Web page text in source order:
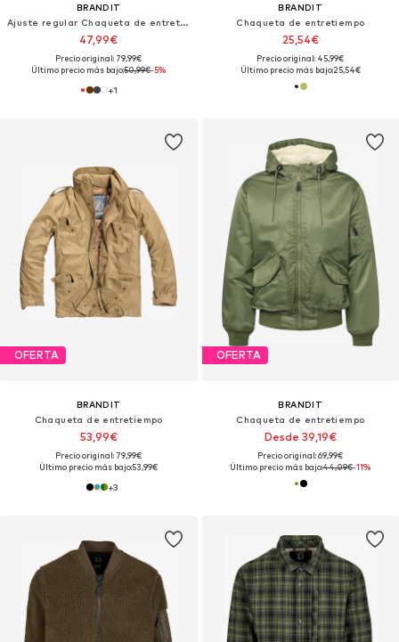
BRANDIT
Ajuste regular Chaqueta de entretiempo 'Classic'
47,99€
Precio original: 79,99€
Último precio más bajo:50,99€-5%
+1
BRANDIT
Chaqueta de entretiempo
25,54€
Precio original: 45,99€
Último precio más bajo:25,54€
OFERTA
BRANDIT
Chaqueta de entretiempo
53,99€
Precio original: 79,99€
Último precio más bajo:53,99€
+3
OFERTA
BRANDIT
Chaqueta de entretiempo
Desde 39,19€
Precio original: 69,99€
Último precio más bajo:44,09€-11%